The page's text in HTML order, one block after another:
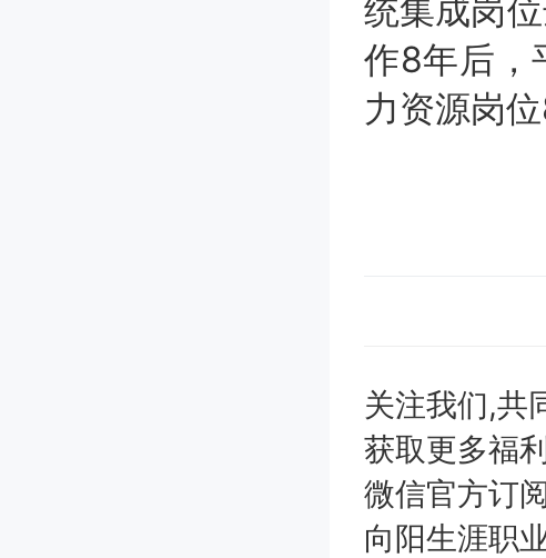
统集成岗
作8年后，
力资源岗
关注我们,共
获取更多福
微信官方订
向阳生涯职